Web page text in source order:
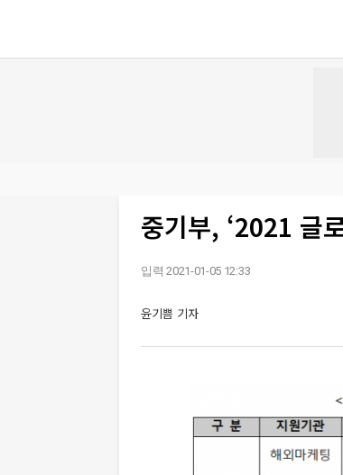
중기부, ‘2021 글
입력 2021-01-05 12:33
윤기쁨 기자